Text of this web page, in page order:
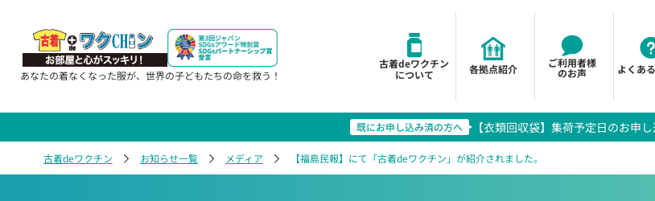
あなたの着なくなった服が、世界の子どもたちの命を救う！
古着deワクチン
について
各拠点紹介 ご利用者様
のお声 よくあ
【衣類回収袋】集荷予定日のお申
古着deワクチン お知らせ一覧 メディア 【福島民報】にて「古着deワクチン」が紹介されました。